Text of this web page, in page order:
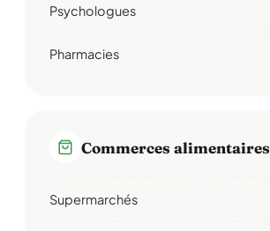
Psychologues
Pharmacies
Commerces alimentaires
Supermarchés